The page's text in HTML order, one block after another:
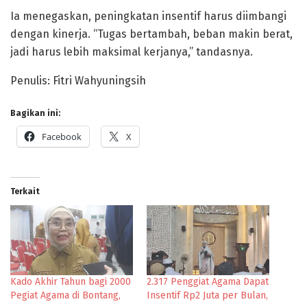
Ia menegaskan, peningkatan insentif harus diimbangi
dengan kinerja. “Tugas bertambah, beban makin berat,
jadi harus lebih maksimal kerjanya,” tandasnya.
Penulis: Fitri Wahyuningsih
Bagikan ini:
Facebook X
Terkait
Kado Akhir Tahun bagi 2000
Pegiat Agama di Bontang,
2.317 Penggiat Agama Dapat
Insentif Rp2 Juta per Bulan,